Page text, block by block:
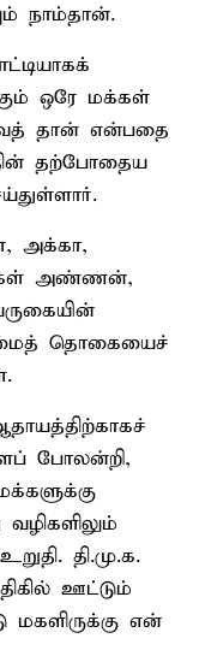
நாம்தான்.
ஒரே மக்கள்
தான் என்பதை
தற்போதைய
அக்கா,
அண்ணன்,
தொகையைச்
போலன்றி,
தி.மு.க.
ஊட்டும்
மகளிருக்கு என்